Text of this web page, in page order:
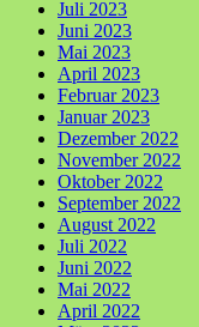
Juli 2023
Juni 2023
Mai 2023
April 2023
Februar 2023
Januar 2023
Dezember 2022
November 2022
Oktober 2022
September 2022
August 2022
Juli 2022
Juni 2022
Mai 2022
April 2022